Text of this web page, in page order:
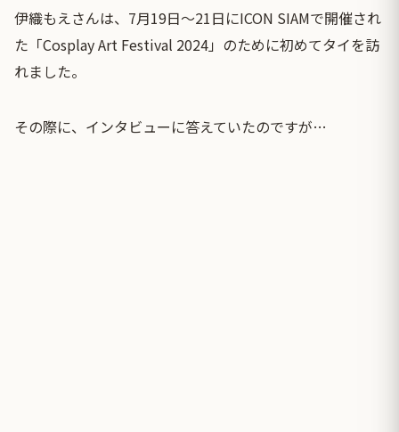
伊織もえさんは、7月19日～21日にICON SIAMで開催され
た「Cosplay Art Festival 2024」のために初めてタイを訪
れました。
その際に、インタビューに答えていたのですが…